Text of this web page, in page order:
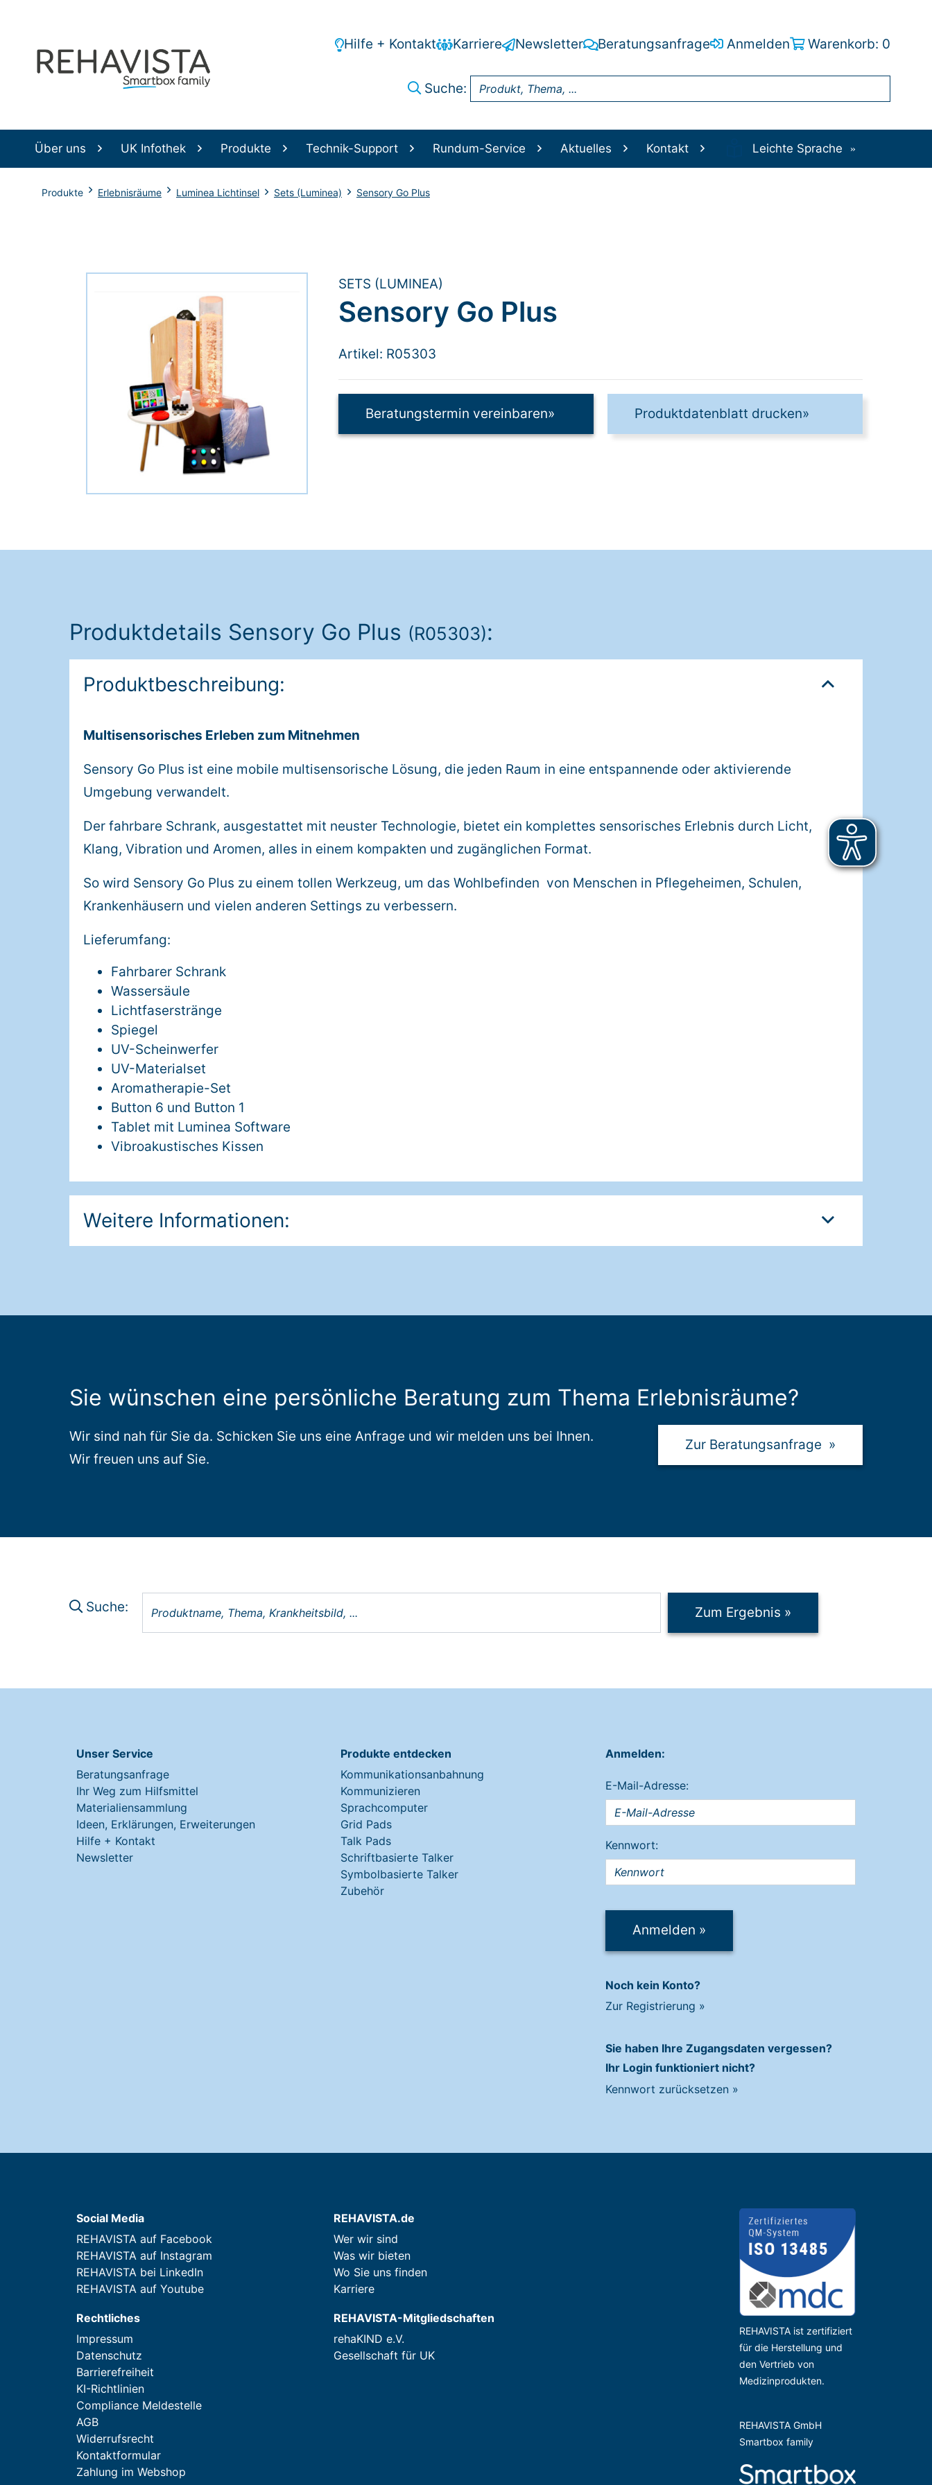
Hilfe + Kontakt Karriere Newsletter Beratungsanfrage Anmelden Warenkorb: 0
Suche:
Über uns UK Infothek Produkte Technik-Support Rundum-Service Aktuelles Kontakt Leichte Sprache
Produkte Erlebnisräume Luminea Lichtinsel Sets (Luminea) Sensory Go Plus
SETS (LUMINEA)
Sensory Go Plus
Artikel: R05303
Beratungstermin vereinbaren» Produktdatenblatt drucken»
Produktdetails Sensory Go Plus (R05303):
Produktbeschreibung:
Multisensorisches Erleben zum Mitnehmen
Sensory Go Plus ist eine mobile multisensorische Lösung, die jeden Raum in eine entspannende oder aktivierende
Umgebung verwandelt.
Der fahrbare Schrank, ausgestattet mit neuster Technologie, bietet ein komplettes sensorisches Erlebnis durch Licht,
Klang, Vibration und Aromen, alles in einem kompakten und zugänglichen Format.
So wird Sensory Go Plus zu einem tollen Werkzeug, um das Wohlbefinden von Menschen in Pflegeheimen, Schulen,
Krankenhäusern und vielen anderen Settings zu verbessern.
Lieferumfang:
Fahrbarer Schrank
Wassersäule
Lichtfaserstränge
Spiegel
UV-Scheinwerfer
UV-Materialset
Aromatherapie-Set
Button 6 und Button 1
Tablet mit Luminea Software
Vibroakustisches Kissen
Weitere Informationen:
Sie wünschen eine persönliche Beratung zum Thema Erlebnisräume?
Wir sind nah für Sie da. Schicken Sie uns eine Anfrage und wir melden uns bei Ihnen.
Wir freuen uns auf Sie.
Zur Beratungsanfrage »
Suche: Zum Ergebnis »
Unser Service
Beratungsanfrage
Ihr Weg zum Hilfsmittel
Materialiensammlung
Ideen, Erklärungen, Erweiterungen
Hilfe + Kontakt
Newsletter
Produkte entdecken
Kommunikationsanbahnung
Kommunizieren
Sprachcomputer
Grid Pads
Talk Pads
Schriftbasierte Talker
Symbolbasierte Talker
Zubehör
Anmelden:
E-Mail-Adresse:
Kennwort:
Anmelden »
Noch kein Konto?
Zur Registrierung »
Sie haben Ihre Zugangsdaten vergessen?
Ihr Login funktioniert nicht?
Kennwort zurücksetzen »
Social Media
REHAVISTA auf Facebook
REHAVISTA auf Instagram
REHAVISTA bei LinkedIn
REHAVISTA auf Youtube
REHAVISTA.de
Wer wir sind
Was wir bieten
Wo Sie uns finden
Karriere
Rechtliches
Impressum
Datenschutz
Barrierefreiheit
KI-Richtlinien
Compliance Meldestelle
AGB
Widerrufsrecht
Kontaktformular
Zahlung im Webshop
REHAVISTA-Mitgliedschaften
rehaKIND e.V.
Gesellschaft für UK
REHAVISTA ist zertifiziert
für die Herstellung und
den Vertrieb von
Medizinprodukten.
REHAVISTA GmbH
Smartbox family